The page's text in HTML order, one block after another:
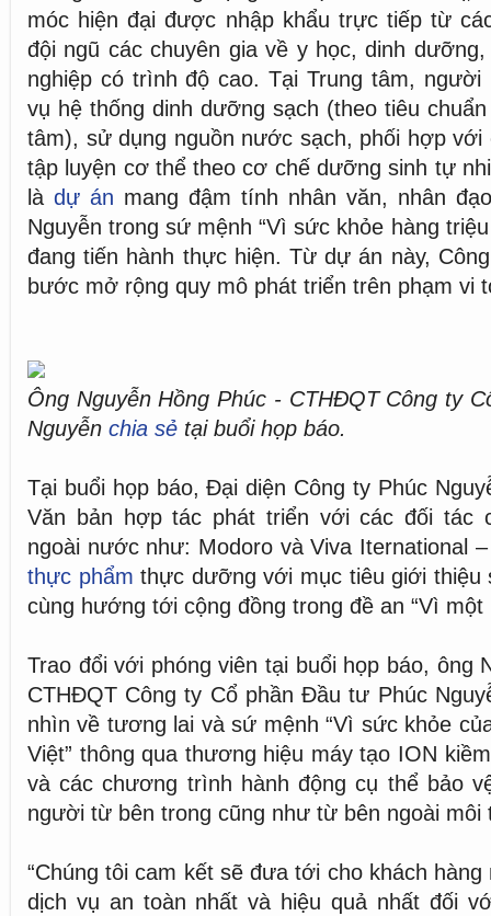
móc hiện đại được nhập khẩu trực tiếp từ
đội ngũ các chuyên gia về y học, dinh
nghiệp có trình độ cao. Tại Trung tâm,
vụ hệ thống dinh dưỡng sạch (theo tiêu
tâm), sử dụng nguồn nước sạch, phối hợp với
tập luyện cơ thể theo cơ chế dưỡng sinh tự
là dự án mang đậm tính nhân văn, nhân
Nguyễn trong sứ mệnh “Vì sức khỏe hàng
đang tiến hành thực hiện. Từ dự án này,
bước mở rộng quy mô phát triển trên phạm vi
Ông Nguyễn Hồng Phúc - CTHĐQT Công ty
Nguyễn chia sẻ tại buổi họp báo.
Tại buổi họp báo, Đại diện Công ty Phúc
Văn bản hợp tác phát triển với các đối tác
ngoài nước như: Modoro và Viva Iternational
thực phẩm thực dưỡng với mục tiêu giới thiệu
cùng hướng tới cộng đồng trong đề an “Vì một
Trao đổi với phóng viên tại buổi họp báo, ông
CTHĐQT Công ty Cổ phần Đầu tư Phúc
nhìn về tương lai và sứ mệnh “Vì sức khỏe
Việt” thông qua thương hiệu máy tạo ION
và các chương trình hành động cụ thể bảo
người từ bên trong cũng như từ bên ngoài
“Chúng tôi cam kết sẽ đưa tới cho khách
dịch vụ an toàn nhất và hiệu quả nhất đối